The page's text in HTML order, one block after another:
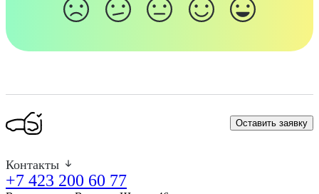
Оставить заявку
Контакты
+7 423 200 60 77